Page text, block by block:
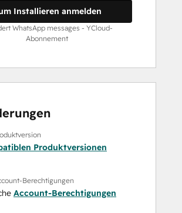
Installieren anmelden
WhatsApp messages - YCloud-
Abonnement
Produktversionen
Berechtigungen
Account-Berechtigungen